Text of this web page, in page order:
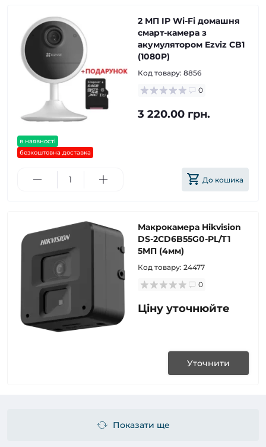
в наявності
безкоштовна доставка
2 МП IP Wi-Fi домашня
смарт-камера з
акумулятором Ezviz CB1
(1080P)
Код товару: 8856
0
3 220.00 грн.
До кошика
Макрокамера Hikvision
DS-2CD6B55G0-PL/T1
5МП (4мм)
Код товару: 24477
0
Ціну уточнюйте
Уточнити
Показати ще